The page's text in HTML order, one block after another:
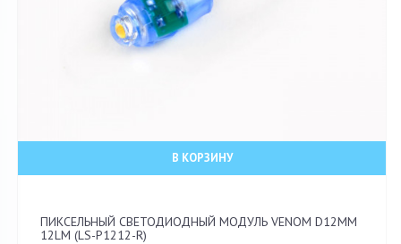
В КОРЗИНУ
ПИКСЕЛЬНЫЙ СВЕТОДИОДНЫЙ МОДУЛЬ VENOM D12ММ
12LM (LS-P1212-R)